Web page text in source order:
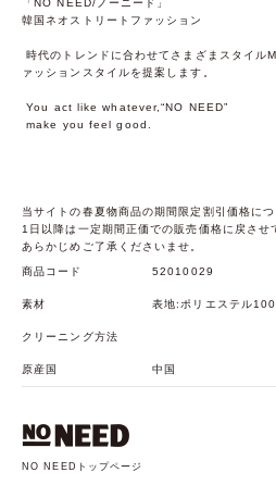
「NO NEED/ノーニード」
韓国ネオストリートファッション
時代のトレンドに合わせてさまざまスタイル
ァッションスタイルを提案します。
You act like whatever,“NO NEED”
make you feel good.
当サイトの春夏物商品の期間限定割引価格に
1日以降は一定期間正価での販売価格に戻させ
あらかじめご了承くださいませ。
商品コード 52010029
素材 表地:ポリエステル
クリーニング方法
原産国 中国
NO NEEDトップページ